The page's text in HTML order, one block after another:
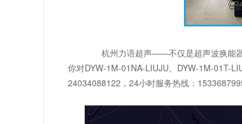
杭州力语超声——不仅是超声波换能
你对DYW-1M-01NA-LIUJU、DYW-1M-01T-
24034088122，24小时服务热线：